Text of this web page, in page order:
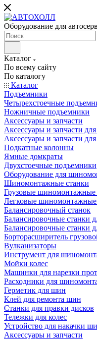
Оборудование для
Каталог
По всему сайту
По каталогу
Каталог
Подъемники
Четырехстоечные
Ножничные подъемники
Аксессуары и запчасти
Аксессуары и запчасти
Аксессуары и запчасти
Подкатные колонны
Ямные домкраты
Двухстоечные подъемники
Оборудование для
Шиномонтажные станки
Грузовые шиномонтажные
Легковые шиномонтажные
Балансировочный станок
Балансировочные станки
Балансировочные станки
Борторасширитель
Вулканизаторы
Инструмент для
Мойки колес
Машинки для нарезки
Расходники для
Герметик для шин
Клей для ремонта шин
Станки для правки дисков
Тележки для колес
Устройство для накачки
Аксессуары и запчасти